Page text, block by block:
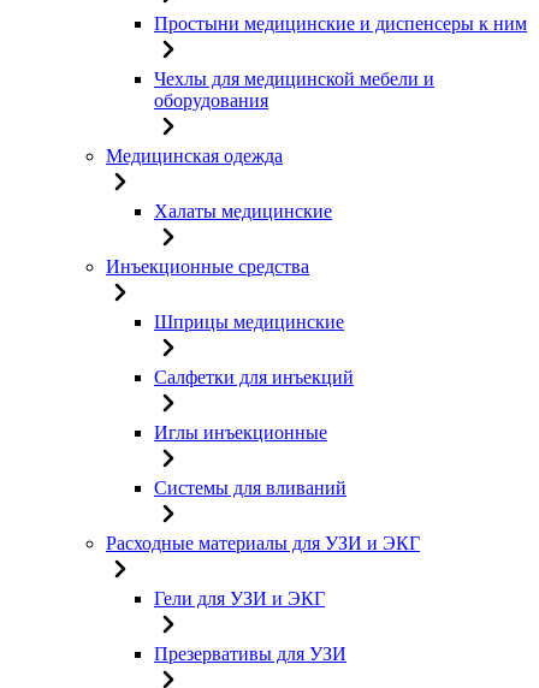
Простыни медицинские и диспенсеры к ним
Чехлы для медицинской мебели и
оборудования
Медицинская одежда
Халаты медицинские
Инъекционные средства
Шприцы медицинские
Салфетки для инъекций
Иглы инъекционные
Системы для вливаний
Расходные материалы для УЗИ и ЭКГ
Гели для УЗИ и ЭКГ
Презервативы для УЗИ